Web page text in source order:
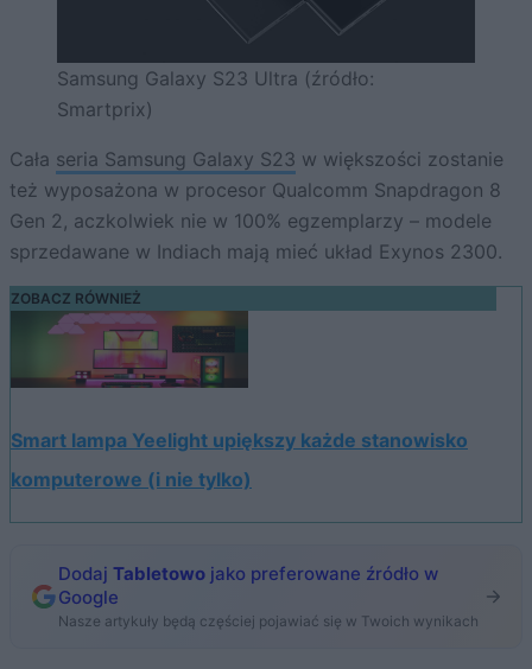
Samsung Galaxy S23 Ultra (źródło:
Smartprix)
Cała seria Samsung Galaxy S23 w większości zostanie
też wyposażona w procesor Qualcomm Snapdragon 8
Gen 2, aczkolwiek nie w 100% egzemplarzy – modele
sprzedawane w Indiach mają mieć układ Exynos 2300.
ZOBACZ RÓWNIEŻ
Smart lampa Yeelight upiększy każde stanowisko
komputerowe (i nie tylko)
Dodaj Tabletowo jako preferowane źródło w
Google
Nasze artykuły będą częściej pojawiać się w Twoich wynikach